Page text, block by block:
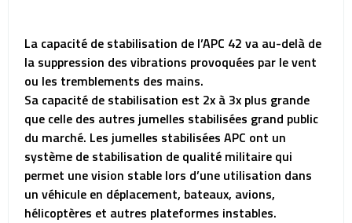
La capacité de stabilisation de l’APC 42 va au-delà de
la suppression des vibrations provoquées par le vent
ou les tremblements des mains.
Sa capacité de stabilisation est 2x à 3x plus grande
que celle des autres jumelles stabilisées grand public
du marché. Les jumelles stabilisées APC ont un
système de stabilisation de qualité militaire qui
permet une vision stable lors d’une utilisation dans
un véhicule en déplacement, bateaux, avions,
hélicoptères et autres plateformes instables.